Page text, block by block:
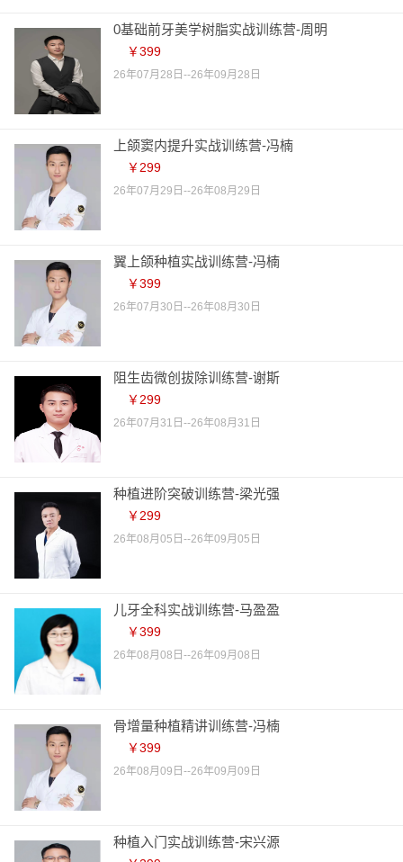
0基础前牙美学树脂实战训练营-周明
￥399
26年07月28日--26年09月28日
上颌窦内提升实战训练营-冯楠
￥299
26年07月29日--26年08月29日
翼上颌种植实战训练营-冯楠
￥399
26年07月30日--26年08月30日
阻生齿微创拔除训练营-谢斯
￥299
26年07月31日--26年08月31日
种植进阶突破训练营-梁光强
￥299
26年08月05日--26年09月05日
儿牙全科实战训练营-马盈盈
￥399
26年08月08日--26年09月08日
骨增量种植精讲训练营-冯楠
￥399
26年08月09日--26年09月09日
种植入门实战训练营-宋兴源